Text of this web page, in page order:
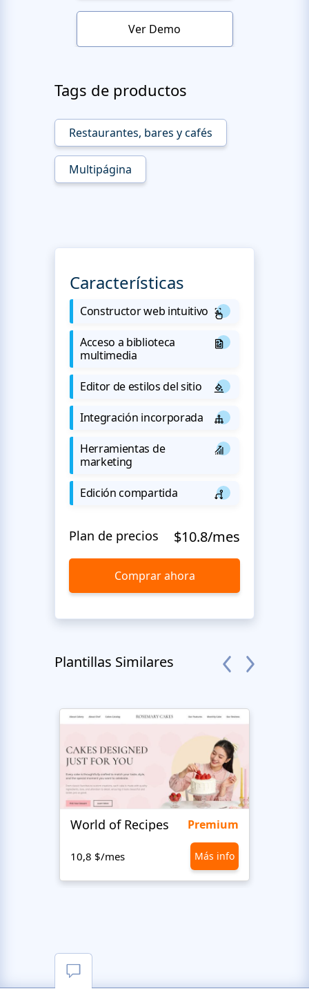
Ver Demo
Tags de productos
Restaurantes, bares y cafés
Multipágina
Características
Constructor web intuitivo
Acceso a biblioteca
multimedia
Editor de estilos del sitio
Integración incorporada
Herramientas de
marketing
Edición compartida
Plan de precios $10.8/mes
Comprar ahora
Plantillas Similares
World of Recipes Premium
10,8 $/mes Más info